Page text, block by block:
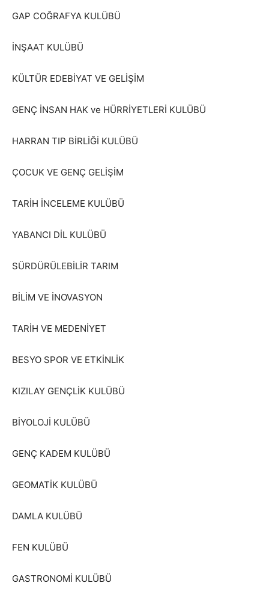
GAP COĞRAFYA KULÜBÜ
İNŞAAT KULÜBÜ
KÜLTÜR EDEBİYAT VE GELİŞİM
GENÇ İNSAN HAK ve HÜRRİYETLERİ KULÜBÜ
HARRAN TIP BİRLİĞİ KULÜBÜ
ÇOCUK VE GENÇ GELİŞİM
TARİH İNCELEME KULÜBÜ
YABANCI DİL KULÜBÜ
SÜRDÜRÜLEBİLİR TARIM
BİLİM VE İNOVASYON
TARİH VE MEDENİYET
BESYO SPOR VE ETKİNLİK
KIZILAY GENÇLİK KULÜBÜ
BİYOLOJİ KULÜBÜ
GENÇ KADEM KULÜBÜ
GEOMATİK KULÜBÜ
DAMLA KULÜBÜ
FEN KULÜBÜ
GASTRONOMİ KULÜBÜ